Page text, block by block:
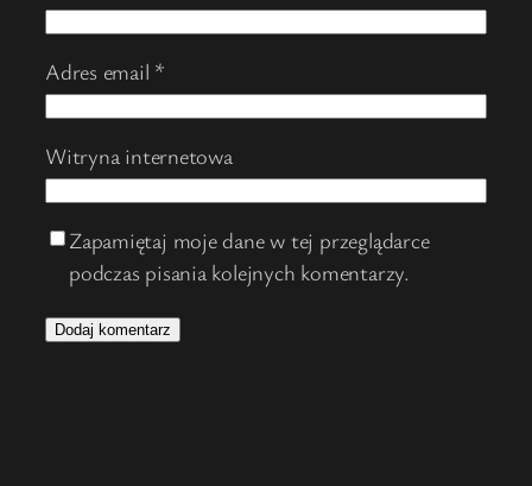
Adres email *
Witryna internetowa
Zapamiętaj moje dane w tej przeglądarce
podczas pisania kolejnych komentarzy.